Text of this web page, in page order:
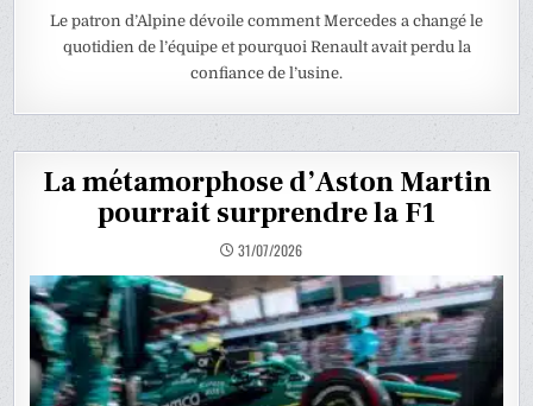
Le patron d’Alpine dévoile comment Mercedes a changé le
quotidien de l’équipe et pourquoi Renault avait perdu la
confiance de l’usine.
La métamorphose d’Aston Martin
pourrait surprendre la F1
31/07/2026